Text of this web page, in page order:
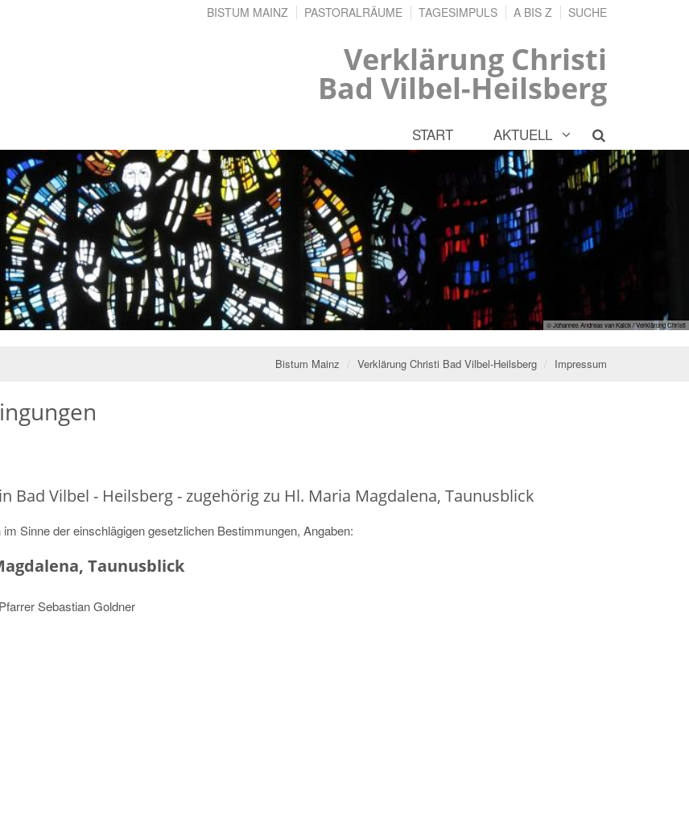
Verklärung Christi
Bad Vilbel-Heilsberg
BISTUM MAINZ PASTORALRÄUME TAGESIMPULS A BIS Z SUCHE
START AKTUELL
© Johannes Andreas van Kaick / Verklärung Christi
Bistum Mainz Verklärung Christi Bad Vilbel-Heilsberg Impressum
Bad Vilbel - Heilsberg - zugehörig zu Hl. Maria Magdalena, Taunusblick
Sinne der einschlägigen gesetzlichen Bestimmungen, Angaben:
Taunusblick
Sebastian Goldner